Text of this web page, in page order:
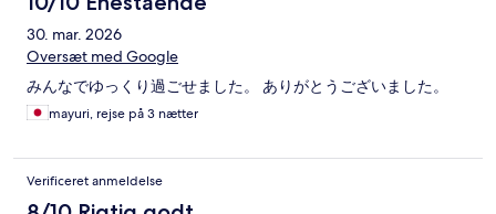
30. mar. 2026
Oversæt med Google
みんなでゆっくり過ごせました。 ありがとうございました。
mayuri, rejse på 3 nætter
Verificeret anmeldelse